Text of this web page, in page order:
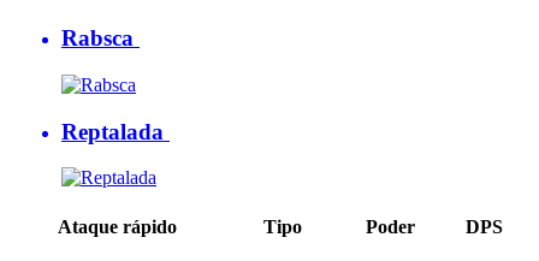
Rabsca
Reptalada
Ataque rápido Tipo Poder DPS